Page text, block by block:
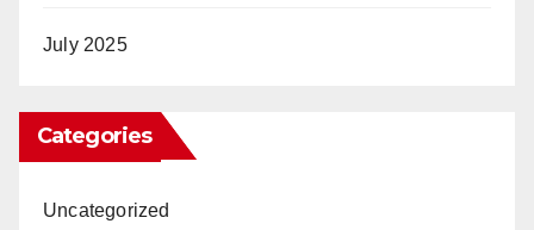
July 2025
Categories
Uncategorized